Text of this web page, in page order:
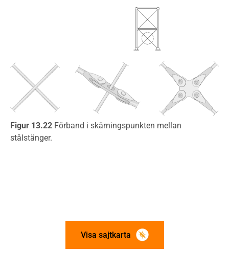
Figur 13.22 Förband i skärningspunkten mellan
stålstänger.
Visa sajtkarta